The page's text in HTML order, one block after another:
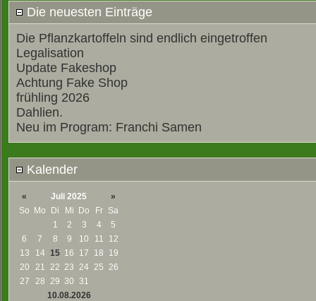
Die neuesten Einträge
Die Pflanzkartoffeln sind endlich eingetroffen
Legalisation
Update Fakeshop
Achtung Fake Shop
frühling 2026
Dahlien.
Neu im Program: Franchi Samen
Kalender
« Juli 2025
»
So Mo Di Mi Do Fr
Sa
1
2 3 4
5
6
7 8 9 10 11
12
13
14 15 16 17 18
19
20
21 22 23 24 25 26
27
28 29 30 31
10.08.2026